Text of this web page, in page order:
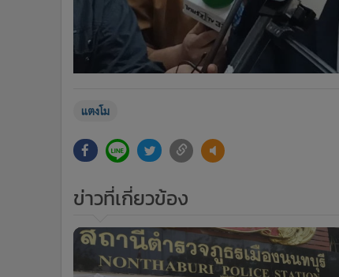
แตงโม
ข่าวที่เกี่ยวข้อง